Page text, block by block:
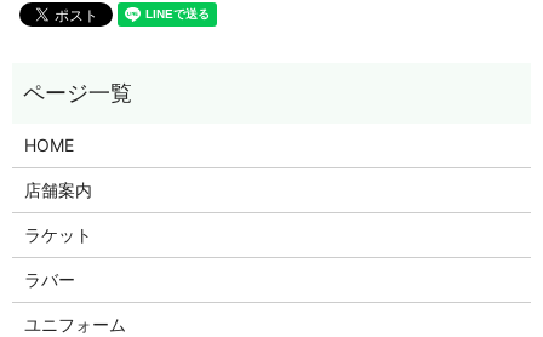
HOME
店舗案内
ラケット
ラバー
ユニフォーム